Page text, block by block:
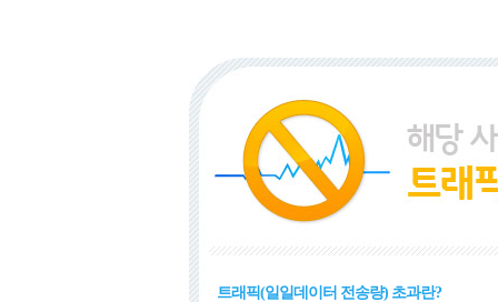
트래픽(일일데이터 전송량) 초과란?